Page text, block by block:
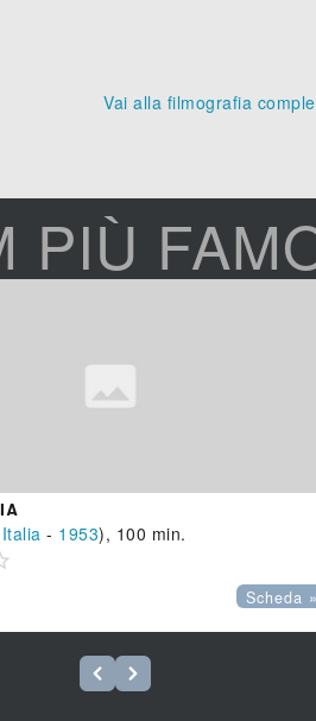
Vai alla filmografia
PIÙ
Italia - 1953), 100 min.
Scheda »